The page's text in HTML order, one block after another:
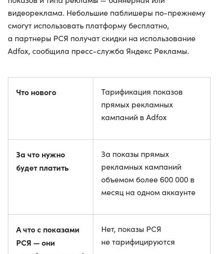
видеореклама. Небольшие паблишеры по-прежнему
смогут использовать платформу бесплатно,
а партнеры РСЯ получат скидки на использование
Adfox, сообщила пресс-служба Яндекс Рекламы.
Что нового
Тарификация показов
прямых рекламных
кампаний в Adfox
За что нужно
будет платить
За показы прямых
рекламных кампаний
объемом более 600 000 в
месяц на одном аккаунте
А что с показами
РСЯ — они
Нет, показы РСЯ
не тарифицируются